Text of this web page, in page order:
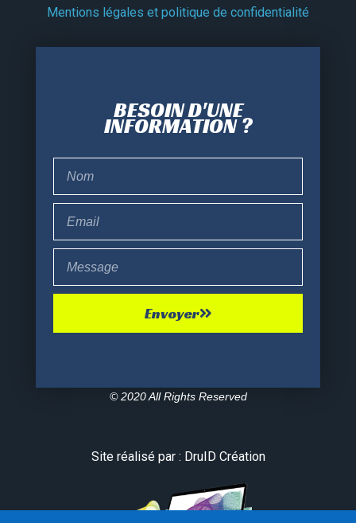
Mentions légales et politique de confidentialité
BESOIN D'UNE
INFORMATION ?
Envoyer
© 2020 All Rights Reserved
Site réalisé par : DruID Création